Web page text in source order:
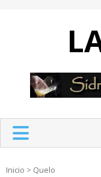
Inicio > Quelo